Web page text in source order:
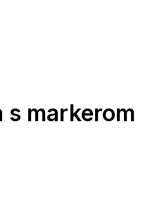
s markerom